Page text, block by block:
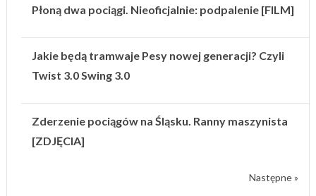
Płoną dwa pociągi. Nieoficjalnie: podpalenie [FILM]
Jakie będą tramwaje Pesy nowej generacji? Czyli
Twist 3.0 Swing 3.0
Zderzenie pociągów na Śląsku. Ranny maszynista
[ZDJĘCIA]
Następne »